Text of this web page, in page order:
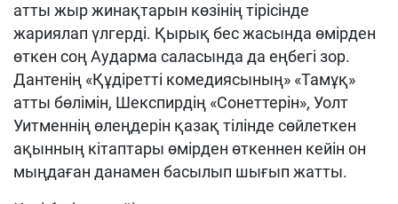
атты жыр жинақтарын көзінің тірісінде
жариялап үлгерді. Қырық бес жасында өмірден
өткен соң Аударма саласында да еңбегі зор.
Дантенің «Құдіретті комедиясының» «Тамұқ»
атты бөлімін, Шекспирдің «Сонеттерін», Уолт
Уитменнің өлеңдерін қазақ тілінде сөйлеткен
ақынның кітаптары өмірден өткеннен кейін он
мыңдаған данамен басылып шығып жатты.